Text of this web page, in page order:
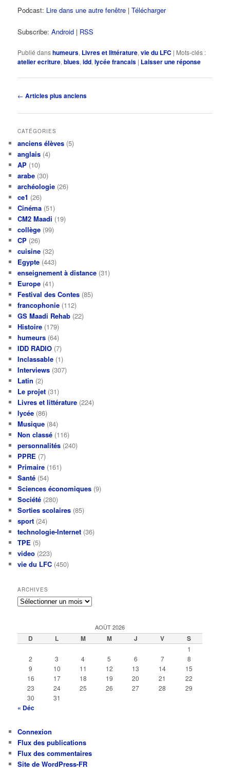
Podcast: Lire dans une autre fenêtre |Télécharger
Subscribe:Android | RSS
Publié danshumeurs, Livres et littérature,vie du LFC | Mots-clés :
atelier ecriture,blues,idd,lycée francais | Laisser une réponse
Navigation
articles
← Articles plus anciens
CATÉGORIES
anciens élèves (5)
anglais (4)
AP (10)
arabe (30)
archéologie (26)
ce1 (26)
Cinéma (51)
CM2 Maadi (19)
collège (99)
CP (26)
cuisine (32)
Egypte (443)
enseignement à distance (31)
Europe (41)
Festival des Contes (85)
francophonie (112)
GS Maadi Rehab (22)
Histoire (179)
humeurs (64)
IDD RADIO (7)
Inclassable (1)
Interviews (307)
Latin (2)
Le projet (31)
Livres et littérature (224)
lycée (86)
Musique (84)
Non classé (116)
personnalités (240)
PPRE (7)
Primaire (161)
Santé (54)
Sciences économiques (9)
Société (280)
Sorties scolaires (85)
sport (24)
technologie-Internet (36)
TPE (5)
video (223)
vie du LFC (450)
ARCHIVES
Archives
AOÛT 2026
D L M M J V S
1
2
3 4 5 6 7
8
9
10 11 12 13 14
15
16
17 18 19 20 21
22
23
24 25 26 27 28
29
30
31
« Déc
Connexion
Flux des publications
Flux des commentaires
Site de WordPress-FR